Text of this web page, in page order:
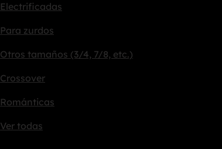
Electrificadas
Para zurdos
Otros tamaños (3/4, 7/8, etc.)
Crossover
Románticas
Ver todas